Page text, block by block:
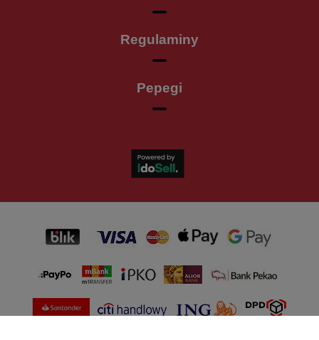
Regulaminy
Pepegi